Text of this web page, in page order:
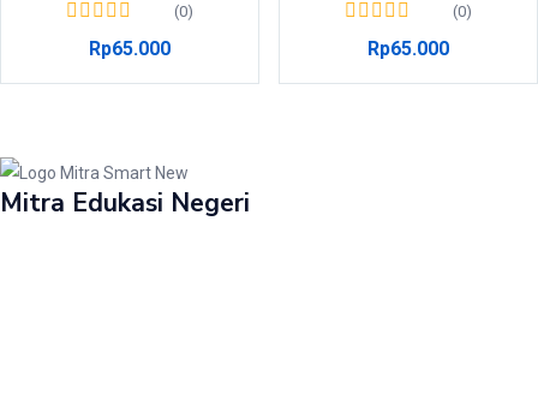
(0)
Rp65.000
(0)
Rp65.000
Mitra Edukasi Negeri